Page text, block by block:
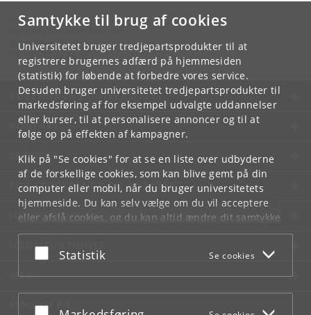
Samtykke til brug af cookies
Universitetet bruger tredjepartsprodukter til at
registrere brugernes adfærd på hjemmesiden
(statistik) for løbende at forbedre vores service.
Desuden bruger universitetet tredjepartsprodukter til
markedsføring af for eksempel udvalgte uddannelser
eller kurser, til at personalisere annoncer og til at
følge op på effekten af kampagner.
Klik på "Se cookies" for at se en liste over udbyderne
af de forskellige cookies, som kan blive gemt på din
computer eller mobil, når du bruger universitetets
hjemmeside. Du kan selv vælge om du vil acceptere
eller afslå cookies, og du kan altid ændre dit samtykke
underCookie- og privatlivspolitiksom du finder i
bunden af hver side.
Acceptér eller afslå
Statistik Se cookies
Acceptér eller afslå
Kontakt:
Sigrun Eydinsdottir Petersen
dgcss @hum.ku.dk
KØBENHAVNS UNIVERSITET
KONTAKT
SERVICES
FOR STUDERENDE OG ANSATTE
JOB OG KARRIERE
NØDSITUATIONER
WEB
MØD KU PÅ